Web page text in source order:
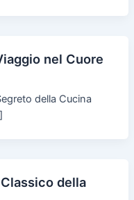
nel Cuore
della Cucina
della